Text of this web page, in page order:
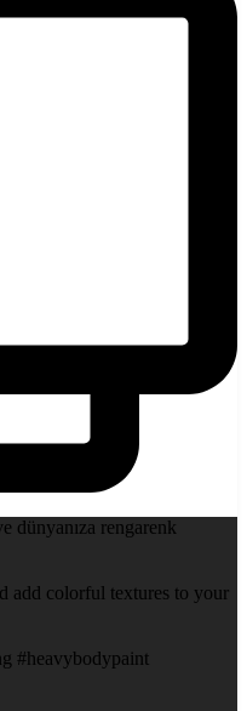
dünyanıza rengarenk
add colorful textures to your
#heavybodypaint